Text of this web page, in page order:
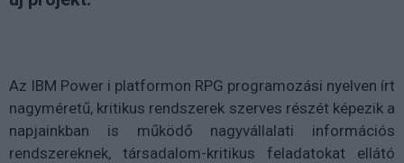
Az IBM Power i platformon RPG programozási nyelven írt
nagyméretű, kritikus rendszerek szerves részét képezik a
napjainkban is működő nagyvállalati információs
rendszereknek, társadalom-kritikus feladatokat ellátó